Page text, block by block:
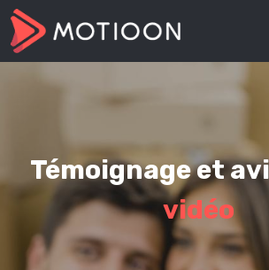
Témoignage et
vidéo